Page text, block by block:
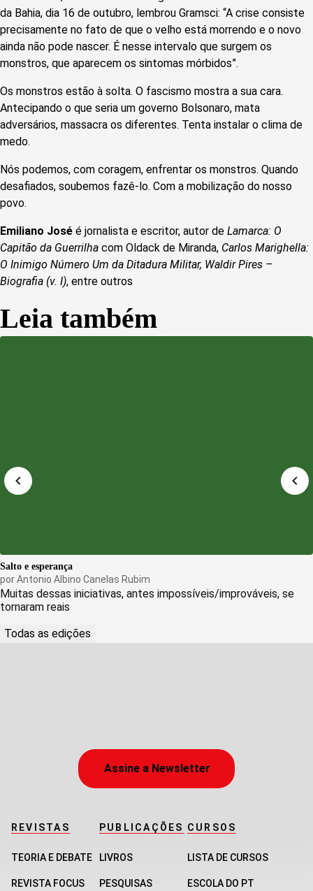
da Bahia, dia 16 de outubro, lembrou Gramsci: “A crise consiste
precisamente no fato de que o velho está morrendo e o novo
ainda não pode nascer. É nesse intervalo que surgem os
monstros, que aparecem os sintomas mórbidos”.
Os monstros estão à solta. O fascismo mostra a sua cara.
Antecipando o que seria um governo Bolsonaro, mata
adversários, massacra os diferentes. Tenta instalar o clima de
medo.
Nós podemos, com coragem, enfrentar os monstros. Quando
desafiados, soubemos fazê-lo. Com a mobilização do nosso
povo.
Emiliano José é jornalista e escritor, autor de Lamarca: O
Capitão da Guerrilha com Oldack de Miranda, Carlos Marighella:
O Inimigo Número Um da Ditadura Militar, Waldir Pires –
Biografia (v. I), entre outros
Leia também
Salto e esperança
porAntonio Albino Canelas Rubim
Muitas dessas iniciativas, antes impossíveis/improváveis, se
tornaram reais
Todas as edições
Assine a Newsletter
REVISTAS
TEORIA E DEBATE
REVISTA FOCUS
PUBLICAÇÕES
LIVROS
PESQUISAS
CURSOS
LISTA DE CURSOS
ESCOLA DO PT